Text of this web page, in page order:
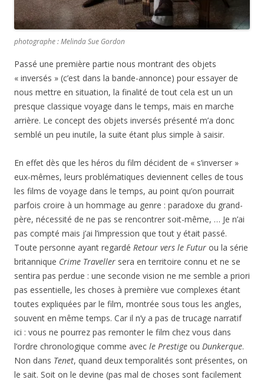
photographe : Melinda Sue Gordon
Passé une première partie nous montrant des objets
« inversés » (c’est dans la bande-annonce) pour essayer de
nous mettre en situation, la finalité de tout cela est un un
presque classique voyage dans le temps, mais en marche
arrière. Le concept des objets inversés présenté m’a donc
semblé un peu inutile, la suite étant plus simple à saisir.
En effet dès que les héros du film décident de « s’inverser »
eux-mêmes, leurs problématiques deviennent celles de tous
les films de voyage dans le temps, au point qu’on pourrait
parfois croire à un hommage au genre : paradoxe du grand-
père, nécessité de ne pas se rencontrer soit-même, … Je n’ai
pas compté mais j’ai l’impression que tout y était passé.
Toute personne ayant regardé Retour vers le Futur ou la série
britannique Crime Traveller sera en territoire connu et ne se
sentira pas perdue : une seconde vision ne me semble a priori
pas essentielle, les choses à première vue complexes étant
toutes expliquées par le film, montrée sous tous les angles,
souvent en même temps. Car il n’y a pas de trucage narratif
ici : vous ne pourrez pas remonter le film chez vous dans
l’ordre chronologique comme avec le Prestige ou Dunkerque.
Non dans Tenet, quand deux temporalités sont présentes, on
le sait. Soit on le devine (pas mal de choses sont facilement